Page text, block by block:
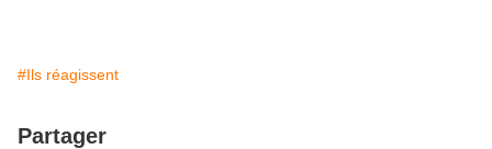
#Ils réagissent
Partager